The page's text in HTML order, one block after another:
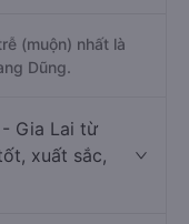
(muộn) nhất là
Dũng.
Gia Lai từ
xuất sắc,